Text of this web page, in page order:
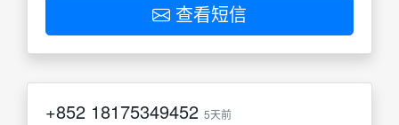
查看短信
+852 18175349452 5天前